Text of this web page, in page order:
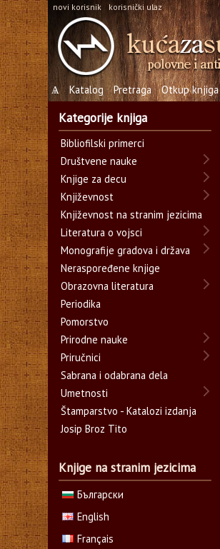
novi korisnik korisnički ulaz
Ѧ Katalog Pretraga Otkup knjiga
Kategorije knjiga
Bibliofilski primerci
Društvene nauke
Knjige za decu
Književnost
Književnost na stranim jezicima
Literatura o vojsci
Monografije gradova i država
Neraspoređene knjige
Obrazovna literatura
Periodika
Pomorstvo
Prirodne nauke
Priručnici
Sabrana i odabrana dela
Umetnosti
Štamparstvo - Katalozi izdanja
Josip Broz Tito
Knjige na stranim jezicima
Български
English
Français